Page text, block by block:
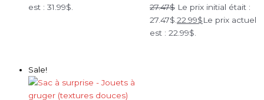
est : 31.99$.
27.47$ Le prix initial était :
27.47$.22.99$Le prix actuel
est : 22.99$.
Sale!